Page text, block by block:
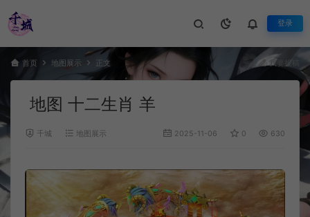
登录
首页 地图展示 正文 我要投稿
地图 十二生肖 羊
千城 地图展示 2025-11-06 0 630